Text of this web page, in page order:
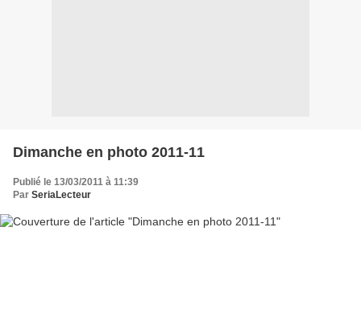
Dimanche en photo 2011-11
Publié le 13/03/2011 à 11:39
Par SeriaLecteur